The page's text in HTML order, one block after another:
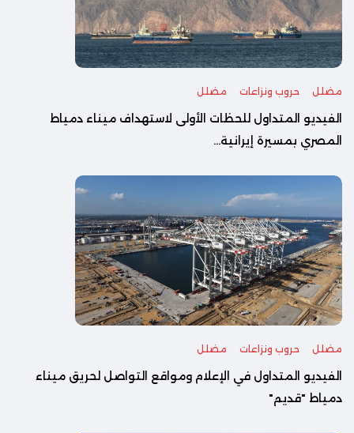
مضلل حروب ونزاعات مضلل
الفيديو المتداول للحظات الأولى لاستهداف ميناء دمياط
المصري بمسيرة إيرانية...
مضلل حروب ونزاعات مضلل
الفيديو المتداول في الإعلام ومواقع التواصل لحريق ميناء
دمياط "قديم"